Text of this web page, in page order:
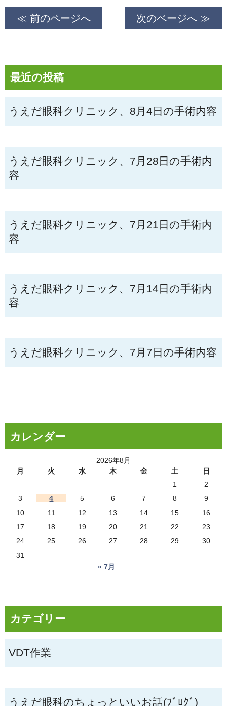
最近の投稿
うえだ眼科クリニック、8月4日の手術内容
うえだ眼科クリニック、7月28日の手術内
容
うえだ眼科クリニック、7月21日の手術内
容
うえだ眼科クリニック、7月14日の手術内
容
うえだ眼科クリニック、7月7日の手術内容
カレンダー
2026年8月
月
火 水 木 金 土
日
1
2
3
4 5 6 7 8
9
10
11 12 13 14 15
16
17
18 19 20 21 22
23
24
25 26 27 28 29
30
31
« 7月
カテゴリー
VDT作業
うえだ眼科のちょっといいお話(ﾌﾞﾛｸﾞ)
≪ 前のページへ 次のページへ ≫